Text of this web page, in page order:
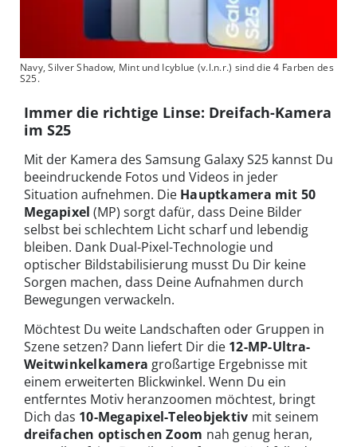
Navy, Silver Shadow, Mint und Icyblue (v.l.n.r.) sind die 4 Farben des
S25.
Immer die richtige Linse: Dreifach-Kamera
im S25
Mit der Kamera des Samsung Galaxy S25 kannst Du
beeindruckende Fotos und Videos in jeder
Situation aufnehmen. Die Hauptkamera mit 50
Megapixel (MP) sorgt dafür, dass Deine Bilder
selbst bei schlechtem Licht scharf und lebendig
bleiben. Dank Dual-Pixel-Technologie und
optischer Bildstabilisierung musst Du Dir keine
Sorgen machen, dass Deine Aufnahmen durch
Bewegungen verwackeln.
Möchtest Du weite Landschaften oder Gruppen in
Szene setzen? Dann liefert Dir die 12-MP-Ultra-
Weitwinkelkamera großartige Ergebnisse mit
einem erweiterten Blickwinkel. Wenn Du ein
entferntes Motiv heranzoomen möchtest, bringt
Dich das 10-Megapixel-Teleobjektiv mit seinem
dreifachen optischen Zoom nah genug heran,